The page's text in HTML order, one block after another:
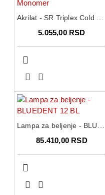
5.055,00 RSD
85.410,00 RSD